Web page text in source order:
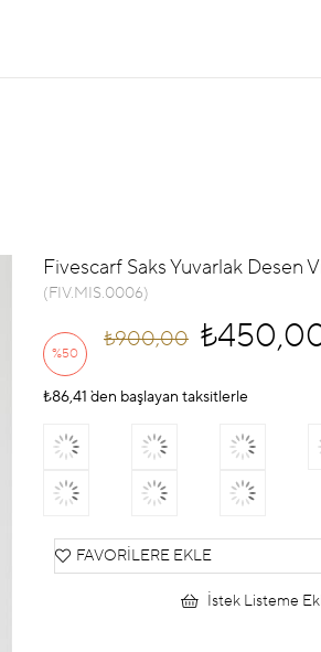
Fivescarf Saks Yuvarlak Desen
(FIV.MIS.0006)
%50
İndirim
₺900,00
₺86,41 `den başlayan taksitlerle
FAVORILERE EKLE
İstek Listeme